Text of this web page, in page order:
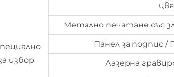
избор
Метално печатане със
Панел за подпис /
Лазерна